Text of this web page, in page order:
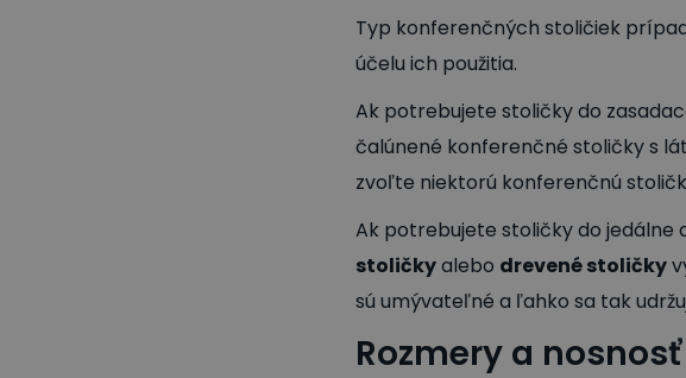
Typ konferenčných stoličiek
účelu ich použitia.
Ak potrebujete stoličky do
čalúnené konferenčné stoličky s
zvoľte niektorú konferenčnú
Ak potrebujete stoličky do jedálne
stoličkyalebo drevené stoličky
sú umývateľné a ľahko sa tak
Rozmery a